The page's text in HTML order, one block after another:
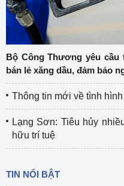
Bộ Công Thương yêu
bán lẻ xăng dầu, đảm bảo
Thông tin mới về tình
Lạng Sơn: Tiêu hủy
hữu trí tuệ
TIN NỔI BẬT